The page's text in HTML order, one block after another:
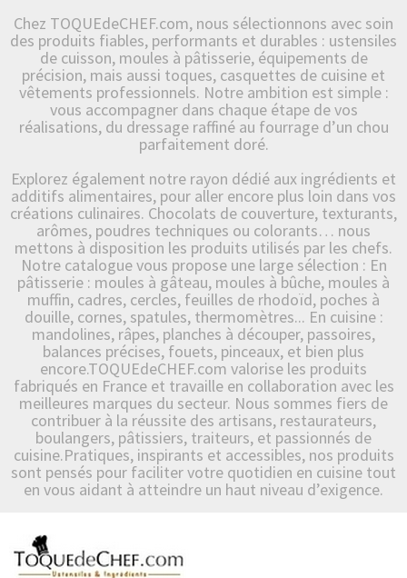
Chez TOQUEdeCHEF.com, nous sélectionnons avec soin
des produits fiables, performants et durables : ustensiles
de cuisson, moules à pâtisserie, équipements de
précision, mais aussi toques, casquettes de cuisine et
vêtements professionnels. Notre ambition est simple :
vous accompagner dans chaque étape de vos
réalisations, du dressage raffiné au fourrage d’un chou
parfaitement doré.
Explorez également notre rayon dédié aux ingrédients et
additifs alimentaires, pour aller encore plus loin dans vos
créations culinaires. Chocolats de couverture, texturants,
arômes, poudres techniques ou colorants… nous
mettons à disposition les produits utilisés par les chefs.
Notre catalogue vous propose une large sélection : En
pâtisserie : moules à gâteau, moules à bûche, moules à
muffin, cadres, cercles, feuilles de rhodoïd, poches à
douille, cornes, spatules, thermomètres... En cuisine :
mandolines, râpes, planches à découper, passoires,
balances précises, fouets, pinceaux, et bien plus
encore.TOQUEdeCHEF.com valorise les produits
fabriqués en France et travaille en collaboration avec les
meilleures marques du secteur. Nous sommes fiers de
contribuer à la réussite des artisans, restaurateurs,
boulangers, pâtissiers, traiteurs, et passionnés de
cuisine.Pratiques, inspirants et accessibles, nos produits
sont pensés pour faciliter votre quotidien en cuisine tout
en vous aidant à atteindre un haut niveau d’exigence.